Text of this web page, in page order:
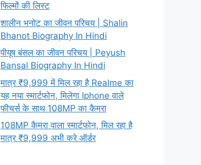
फिल्मों की लिस्ट
शालीन भनोट का जीवन परिचय | Shalin
Bhanot Biography In Hindi
पीयूष बंसल का जीवन परिचय | Peyush
Bansal Biography In Hindi
मात्र ₹9,999 में मिल रहा है Realme का
यह नया स्मार्टफोन, मिलेगा Iphone वाले
फीचर्स के साथ 108MP का कैमरा
108MP कैमरा वाला स्मार्टफोन, मिल रहा है
मात्र ₹9,999 अभी करे ऑर्डर